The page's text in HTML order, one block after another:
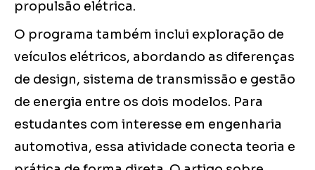
propulsão elétrica.
O programa também inclui exploração de
veículos elétricos, abordando as diferenças
de design, sistema de transmissão e gestão
de energia entre os dois modelos. Para
estudantes com interesse em engenharia
automotiva, essa atividade conecta teoria e